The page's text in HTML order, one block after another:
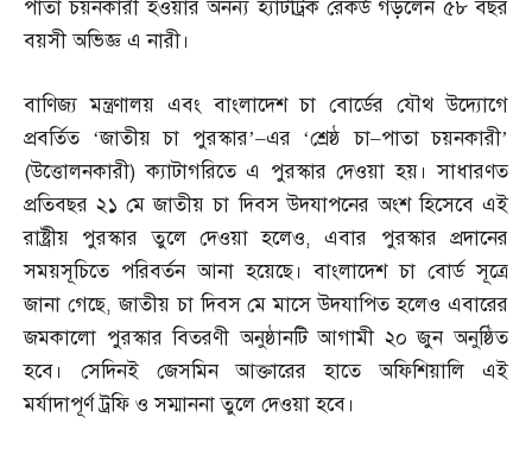
পাতা চয়নকারী হওয়ার অনন্য হ্যাটট্রিক রেকর্ড গড়লেন ৫৮ বছর
বয়সী অভিজ্ঞ এ নারী।
বাণিজ্য মন্ত্রণালয় এবং বাংলাদেশ চা বোর্ডের যৌথ উদ্যোগে
প্রবর্তিত ‘জাতীয় চা পুরস্কার’–এর ‘শ্রেষ্ঠ চা–পাতা চয়নকারী’
(উত্তোলনকারী)ক্যাটাগরিতে এ পুরস্কার দেওয়া হয়। সাধারণত
প্রতিবছর ২১ মে জাতীয় চা দিবস উদযাপনের অংশ হিসেবে এই
রাষ্ট্রীয় পুরস্কার তুলে দেওয়া হলেও,এবার পুরস্কার প্রদানের
সময়সূচিতে পরিবর্তন আনা হয়েছে। বাংলাদেশ চা বোর্ড সূত্রে
জানা গেছে,জাতীয় চা দিবস মে মাসে উদযাপিত হলেও এবারের
জমকালো পুরস্কার বিতরণী অনুষ্ঠানটি আগামী ২০ জুন অনুষ্ঠিত
হবে। সেদিনই জেসমিন আক্তারের হাতে অফিশিয়ালি এই
মর্যাদাপূর্ণ ট্রফি ও সম্মাননা তুলে দেওয়া হবে।